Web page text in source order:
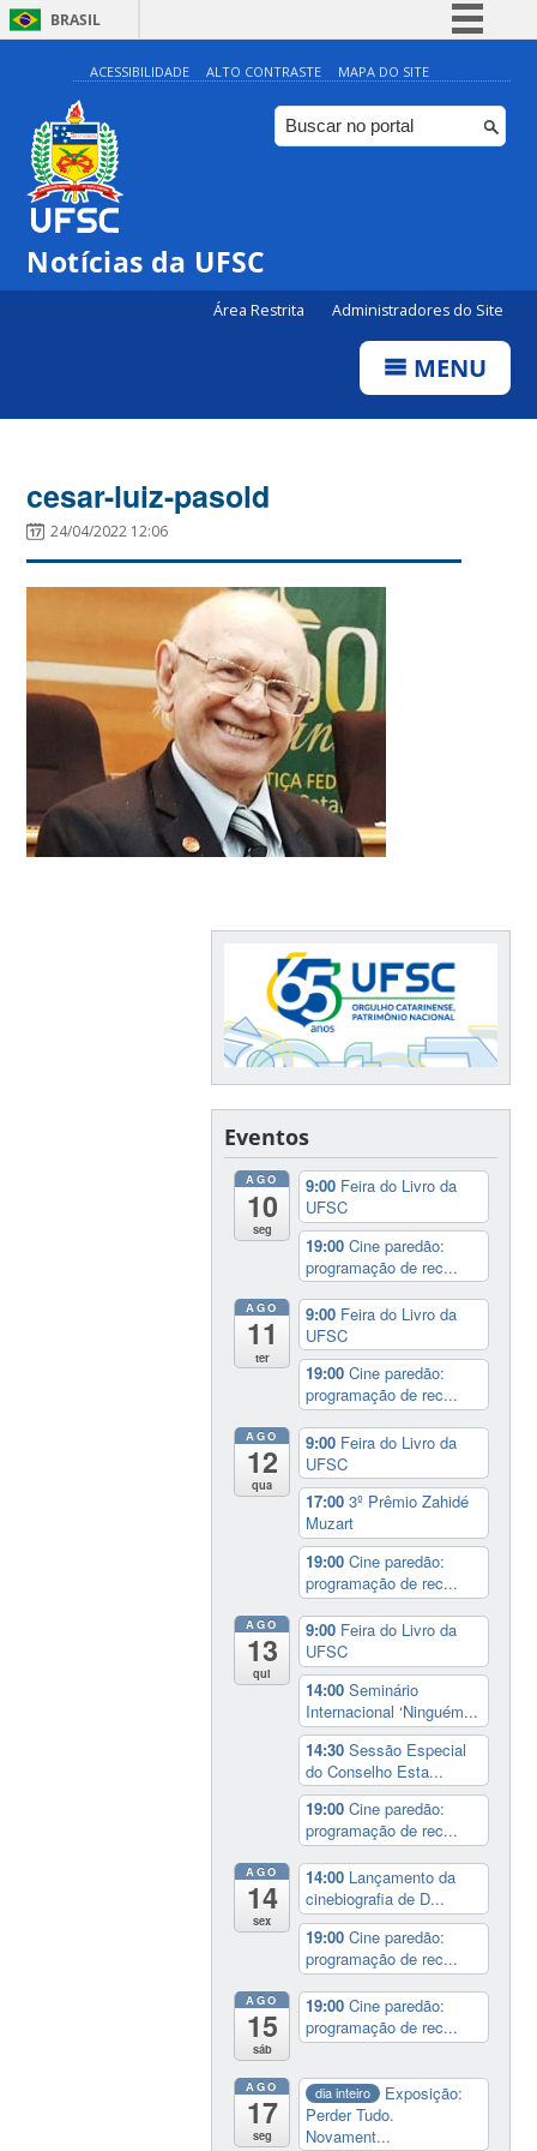
BRASIL
Simplifique!
Comunica BR
Participe
ACESSIBILIDADE ALTO CONTRASTE MAPA DO SITE
Notícias da UFSC
Área Restrita Administradores do Site
MENU
cesar-luiz-pasold
24/04/2022 12:06
Eventos
AGO
10
seg
9:00 Feira do Livro da
UFSC
19:00Cine paredão:
programação de rec...
AGO
11
ter
9:00 Feira do Livro da
UFSC
19:00Cine paredão:
programação de rec...
AGO
12
qua
9:00 Feira do Livro da
UFSC
17:003º Prêmio Zahidé
Muzart
19:00Cine paredão:
programação de rec...
AGO
13
qui
9:00 Feira do Livro da
UFSC
14:00Seminário
Internacional ‘Ninguém...
14:30Sessão Especial
do Conselho Esta...
19:00Cine paredão:
programação de rec...
AGO
14
sex
14:00 Lançamento da
cinebiografia de D...
19:00Cine paredão:
programação de rec...
AGO
15
sáb
19:00Cine paredão:
programação de rec...
AGO
17
seg
dia inteiro
Exposição:
Perder Tudo.
Novament...